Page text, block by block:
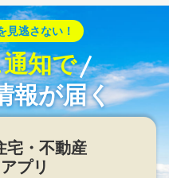
見逃さない！
知で
報が届く
宅・不動産
アプリ